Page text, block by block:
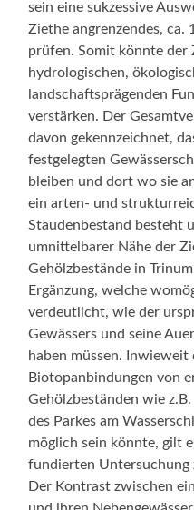
sein eine sukzessive
Ziethe angrenzendes, ca.
prüfen. Somit könnte der
hydrologischen,
landschaftsprägenden
verstärken. Der
davon gekennzeichnet,
festgelegten
bleiben und dort wo sie
ein arten- und
Staudenbestand besteht
umnittelbarer Nähe der
Gehölzbestände in
Ergänzung, welche
verdeutlicht, wie der
Gewässers und seine
haben müssen. Inwieweit
Biotopanbindungen von
Gehölzbeständen wie
des Parkes am
möglich sein könnte, gilt
fundierten Untersuchung
Der Kontrast zwischen